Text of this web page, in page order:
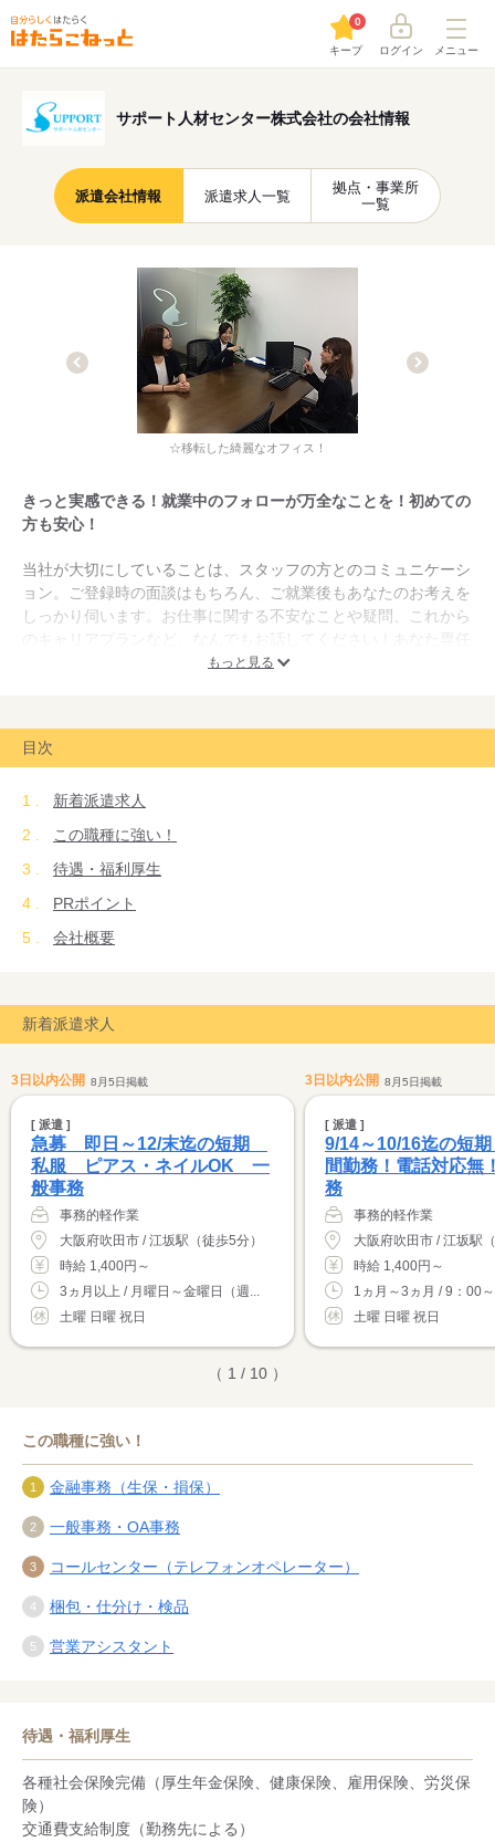
キープ
0
ログイン メニュー
サポート人材センター株式会社の会社情報
派遣会社情報 派遣求人一覧
拠点・事業所
一覧
☆移転した綺麗なオフィス！
きっと実感できる！就業中のフォローが万全なことを！初めての
方も安心！
当社が大切にしていることは、スタッフの方とのコミュニケーシ
ョン。ご登録時の面談はもちろん、ご就業後もあなたのお考えを
しっかり伺います。お仕事に関する不安なことや疑問、これから
のキャリアプランなど、なんでもお話してください！あなた専任
のスタッフがしっかりサポートします。
オフィス系のものから、DTPオペレーター、研究開発関連など専
門的なものまで様々。未経験の方も、ご経験を活かしたい方も、
スタッフの方と社員の方の仲の良さも自慢です。頼れる社員があ
なたをお待ちしております。是非一度ご相談ください！
もっと見る
目次
新着派遣求人
この職種に強い！
待遇・福利厚生
PRポイント
会社概要
新着派遣求人
3日以内公開 8月5日掲載
[ 派遣 ]
急募 即日～12/末迄の短期
私服 ピアス・ネイルOK 一
般事務
事務的軽作業
大阪府吹田市 / 江坂駅（徒歩5分）
時給 1,400円～
3ヵ月以上 / 月曜日～金曜日（週...
土曜 日曜 祝日
3日以内公開 8月5日掲載
[ 派遣 ]
9/14～10/16迄の短
間勤務！電話対応無
務
事務的軽作業
大阪府吹田市 / 江坂駅
時給 1,400円～
1ヵ月～3ヵ月 / 9：00
土曜 日曜 祝日
（ 1 / 10 ）
この職種に強い！
金融事務（生保・損保）
一般事務・OA事務
コールセンター（テレフォンオペレーター）
梱包・仕分け・検品
営業アシスタント
待遇・福利厚生
各種社会保険完備（厚生年金保険、健康保険、雇用保険、労災保
険）
交通費支給制度（勤務先による）